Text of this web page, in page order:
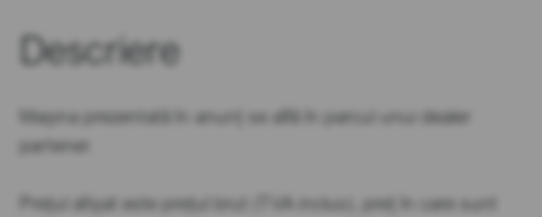
Descriere
Mașina prezentată în anunț se află în parcul unui dealer
partener.
Prețul afișat este prețul brut (TVA inclus), preț în care sunt